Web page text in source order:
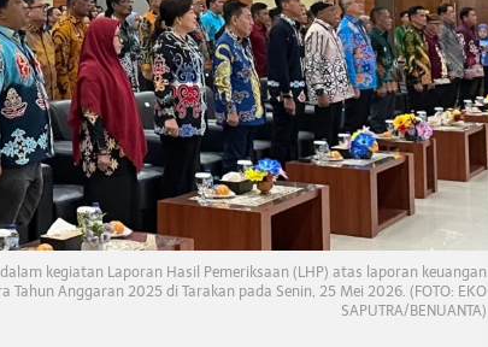
kegiatan Laporan Hasil Pemeriksaan (LHP) atas laporan keuangan
Anggaran 2025 di Tarakan pada Senin, 25 Mei 2026. (FOTO: EKO
SAPUTRA/BENUANTA)